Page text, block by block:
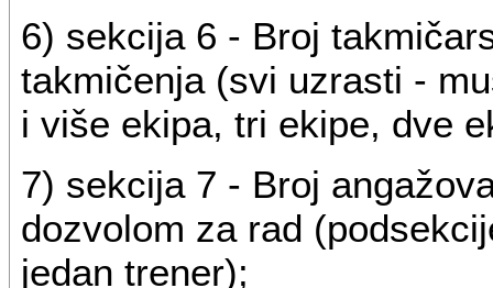
6) sekcija 6 - Broj
takmičenja (svi uzrasti -
i više ekipa, tri ekipe, dve
7) sekcija 7 - Broj
dozvolom za rad
jedan trener);